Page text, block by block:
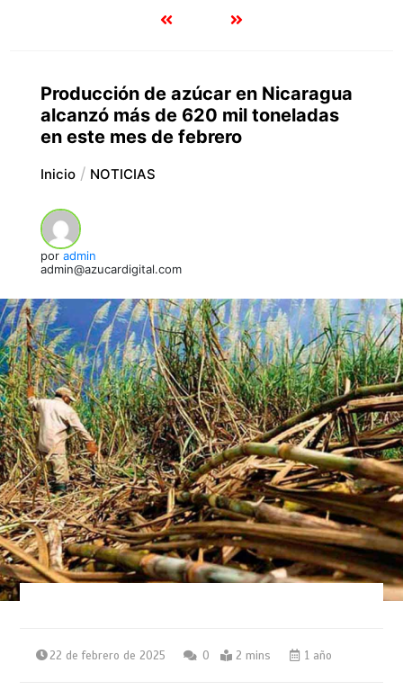
Producción de azúcar en Nicaragua
alcanzó más de 620 mil toneladas
en este mes de febrero
Inicio NOTICIAS
por admin
admin@azucardigital.com
22 de febrero de 2025 0 2 mins 1 año